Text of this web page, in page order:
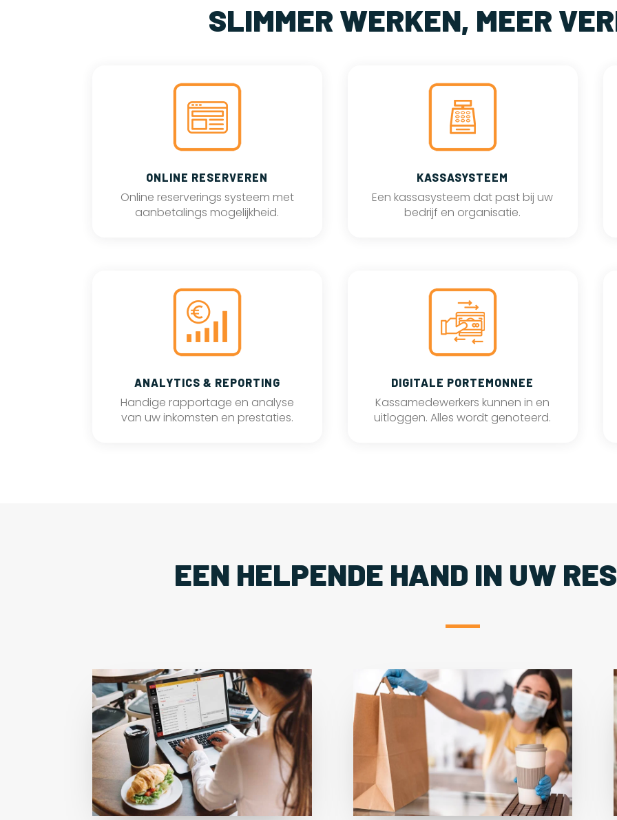
SLIMMER WERKEN, MEER
ONLINE RESERVEREN
Online reserverings systeem met
aanbetalings mogelijkheid.
KASSASYSTEEM
Een kassasysteem dat past bij uw
bedrijf en organisatie.
ANALYTICS & REPORTING
Handige rapportage en analyse
van uw inkomsten en prestaties.
DIGITALE PORTEMONNEE
Kassamedewerkers kunnen in en
uitloggen. Alles wordt genoteerd.
EEN HELPENDE HAND IN UW